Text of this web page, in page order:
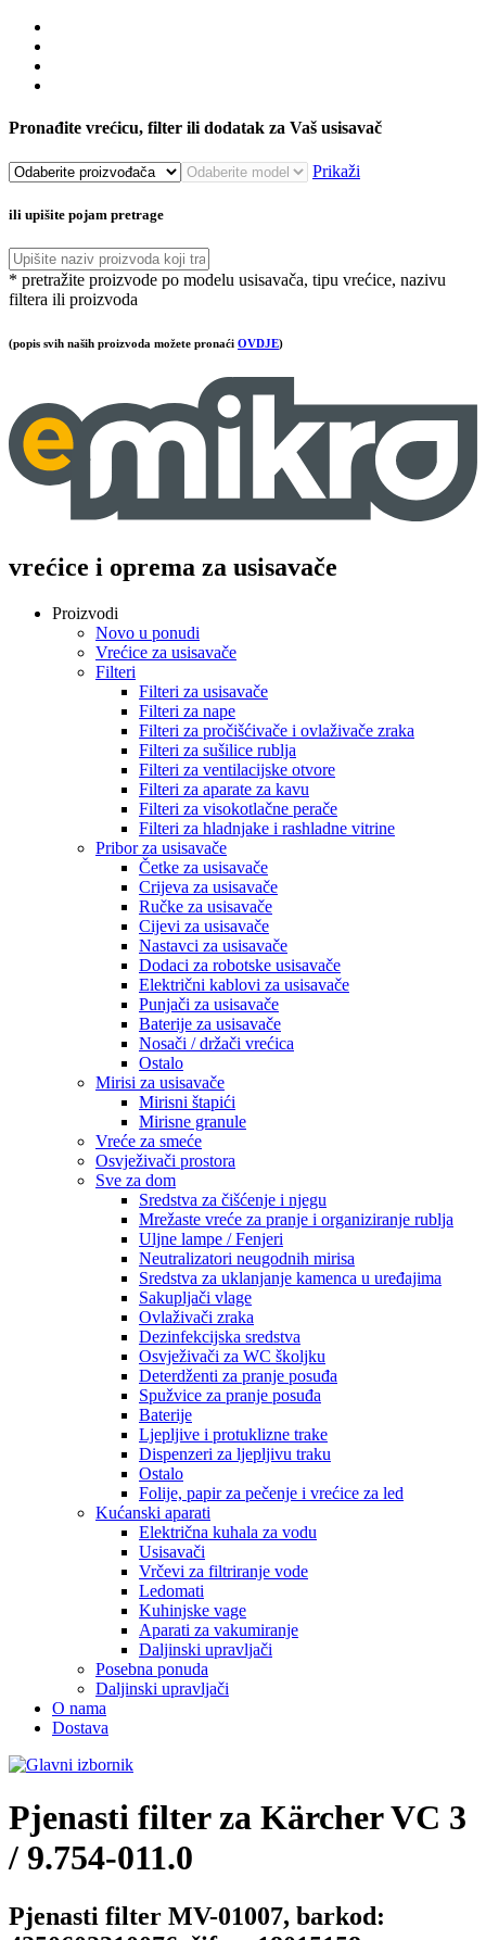
Pronađite vrećicu, filter ili dodatak za Vaš usisavač
Prikaži
ili upišite pojam pretrage
* pretražite proizvode po modelu usisavača, tipu vrećice, nazivu
filtera ili proizvoda
(popis svih naših proizvoda možete pronaći OVDJE)
vrećice i oprema za usisavače
Proizvodi
Novo u ponudi
Vrećice za usisavače
Filteri
Filteri za usisavače
Filteri za nape
Filteri za pročišćivače i ovlaživače zraka
Filteri za sušilice rublja
Filteri za ventilacijske otvore
Filteri za aparate za kavu
Filteri za visokotlačne perače
Filteri za hladnjake i rashladne vitrine
Pribor za usisavače
Četke za usisavače
Crijeva za usisavače
Ručke za usisavače
Cijevi za usisavače
Nastavci za usisavače
Dodaci za robotske usisavače
Električni kablovi za usisavače
Punjači za usisavače
Baterije za usisavače
Nosači / držači vrećica
Ostalo
Mirisi za usisavače
Mirisni štapići
Mirisne granule
Vreće za smeće
Osvježivači prostora
Sve za dom
Sredstva za čišćenje i njegu
Mrežaste vreće za pranje i organiziranje rublja
Uljne lampe / Fenjeri
Neutralizatori neugodnih mirisa
Sredstva za uklanjanje kamenca u uređajima
Sakupljači vlage
Ovlaživači zraka
Dezinfekcijska sredstva
Osvježivači za WC školjku
Deterdženti za pranje posuđa
Spužvice za pranje posuđa
Baterije
Ljepljive i protuklizne trake
Dispenzeri za ljepljivu traku
Ostalo
Folije, papir za pečenje i vrećice za led
Kućanski aparati
Električna kuhala za vodu
Usisavači
Vrčevi za filtriranje vode
Ledomati
Kuhinjske vage
Aparati za vakumiranje
Daljinski upravljači
Posebna ponuda
Daljinski upravljači
O nama
Dostava
Pjenasti filter za Kärcher VC 3
/ 9.754-011.0
Pjenasti filter MV-01007, barkod: